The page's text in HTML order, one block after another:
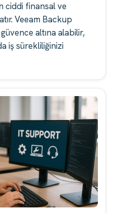
ciddi finansal ve
Veeam Backup
altına alabilir,
iş sürekliliğinizi